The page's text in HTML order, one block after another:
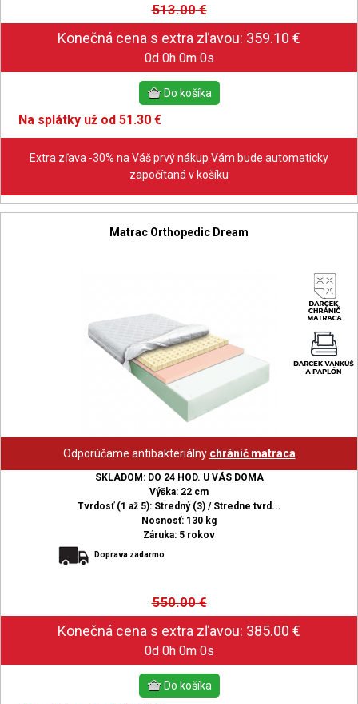
513.00€
0d 0h 0m 0s
Na splátky už od 51.30 €
Extra zľava -30% na Váš prvý nákup Vám bude automaticky
započítaná v košíku
Matrac Orthopedic Dream
Odporúčame antibakteriálny chránič matraca
SKLADOM: DO 24 HOD. U VÁS DOMA
Výška: 22 cm
Tvrdosť (1 až 5): Stredný (3) / Stredne tvrd...
Nosnosť: 130 kg
Záruka: 5 rokov
Doprava zadarmo
550.00€
0d 0h 0m 0s